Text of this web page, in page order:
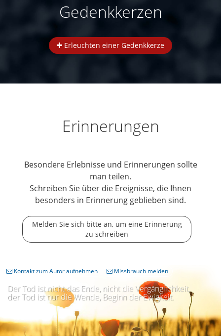
Gedenkkerzen
Erleuchten einer Gedenkkerze
Erinnerungen
Besondere Erlebnisse und Erinnerungen sollte
man teilen.
Schreiben Sie über die Ereignisse, die Ihnen
besonders in Erinnerung geblieben sind.
Melden Sie sich bitte an, um eine Erinnerung
zu schreiben
Der Tod ist nicht das Ende, nicht die Vergänglichkeit,
der Tod ist nur die Wende, Beginn der Ewigkeit.
Kontakt zum Autor aufnehmen Missbrauch melden